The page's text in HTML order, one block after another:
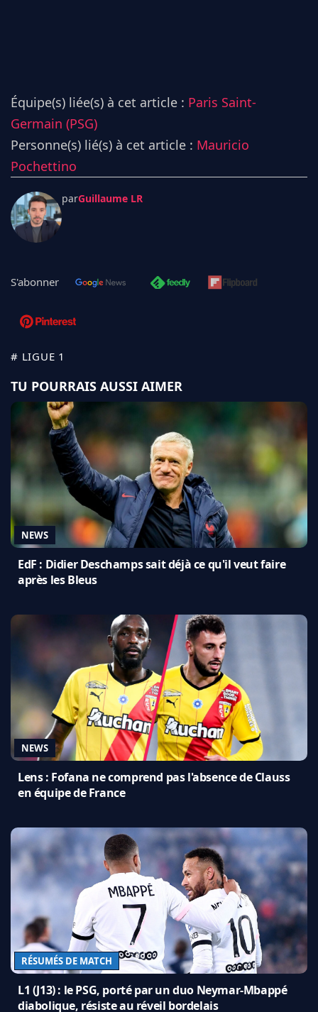
Équipe(s) liée(s) à cet article : Paris Saint-
Germain (PSG)
Personne(s) lié(s) à cet article : Mauricio
Pochettino
parGuillaume LR
S'abonner
# LIGUE 1
TU POURRAIS AUSSI AIMER
NEWS
EdF : Didier Deschamps sait déjà ce qu'il veut faire
après les Bleus
NEWS
Lens : Fofana ne comprend pas l'absence de Clauss
en équipe de France
RÉSUMÉS DE MATCH
L1 (J13) : le PSG, porté par un duo Neymar-Mbappé
diabolique, résiste au réveil bordelais